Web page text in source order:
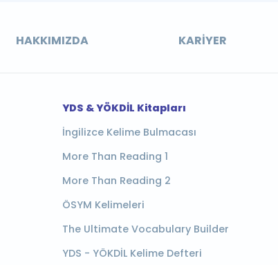
HAKKIMIZDA KARIYER
YDS & YÖKDİL Kitapları
İngilizce Kelime Bulmacası
More Than Reading 1
More Than Reading 2
ÖSYM Kelimeleri
The Ultimate Vocabulary Builder
YDS - YÖKDİL Kelime Defteri